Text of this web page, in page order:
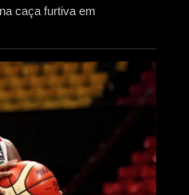
caça furtiva em